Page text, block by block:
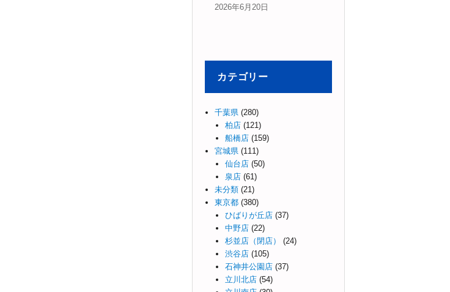
2026年6月20日
カテゴリー
千葉県 (280)
柏店(121)
船橋店(159)
宮城県 (111)
仙台店(50)
泉店(61)
未分類 (21)
東京都 (380)
ひばりが丘店(37)
中野店(22)
杉並店（閉店）
(24)
渋谷店(105)
石神井公園店(37)
立川北店(54)